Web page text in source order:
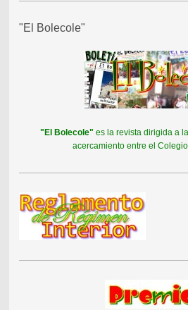
"El Bolecole"
"El Bolecole" es la revista dirigida a
acercamiento entre el